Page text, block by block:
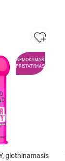
NEMOKAMAS
PRISTATYMAS
glotninamasis